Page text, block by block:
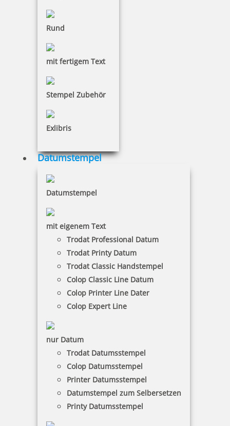
Rund
mit fertigem Text
Stempel Zubehör
Exlibris
Datumstempel
Datumstempel
mit eigenem Text
Trodat Professional Datum
Trodat Printy Datum
Trodat Classic Handstempel
Colop Classic Line Datum
Colop Printer Line Dater
Colop Expert Line
nur Datum
Trodat Datumsstempel
Colop Datumsstempel
Printer Datumsstempel
Datumstempel zum Selbersetzen
Printy Datumsstempel
COLORIS 4734 P 50 ml pigmentierte Stempelfarbe für Metall
14,43 €
Diese Stempelfarbe eignet sich am besten für
Metallhandstempel, Paginiermaschinen und
Angreifen der Stempel. Außerdem ist sie schnell und
einfach zu bestellen.